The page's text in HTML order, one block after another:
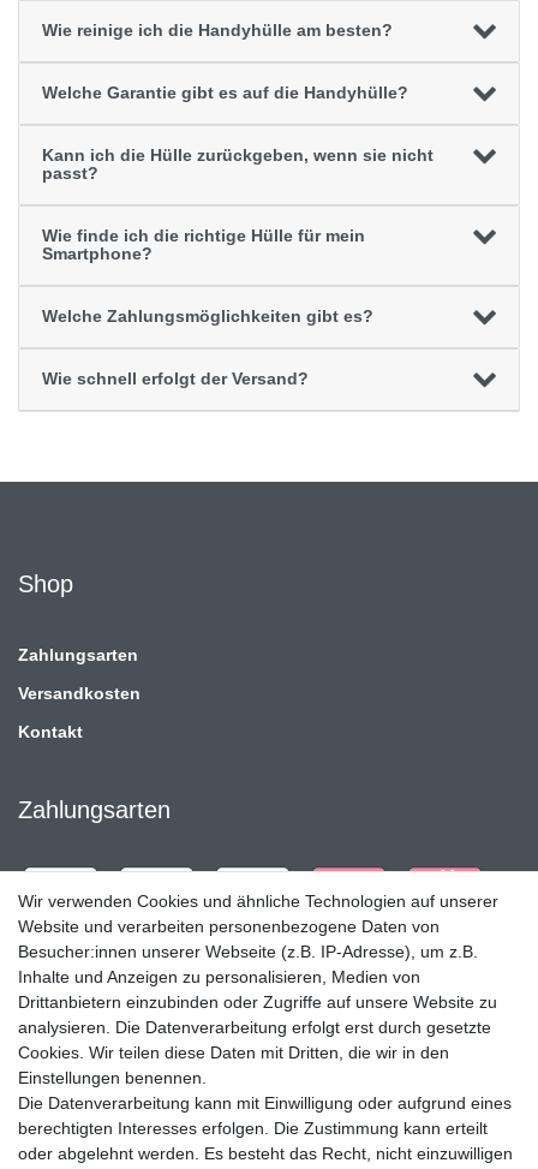
Wie reinige ich die Handyhülle am besten?
Welche Garantie gibt es auf die Handyhülle?
Kann ich die Hülle zurückgeben, wenn sie nicht
passt?
Wie finde ich die richtige Hülle für mein
Smartphone?
Welche Zahlungsmöglichkeiten gibt es?
Wie schnell erfolgt der Versand?
Shop
Zahlungsarten
Versandkosten
Kontakt
Zahlungsarten
Versandpartner
Wir verwenden Cookies und ähnliche Technologien auf unserer
Website und verarbeiten personenbezogene Daten von
Besucher:innen unserer Webseite (z.B. IP-Adresse), um z.B.
Inhalte und Anzeigen zu personalisieren, Medien von
Drittanbietern einzubinden oder Zugriffe auf unsere Website zu
analysieren. Die Datenverarbeitung erfolgt erst durch gesetzte
Cookies. Wir teilen diese Daten mit Dritten, die wir in den
Einstellungen benennen.
Die Datenverarbeitung kann mit Einwilligung oder aufgrund eines
berechtigten Interesses erfolgen. Die Zustimmung kann erteilt
oder abgelehnt werden. Es besteht das Recht, nicht einzuwilligen